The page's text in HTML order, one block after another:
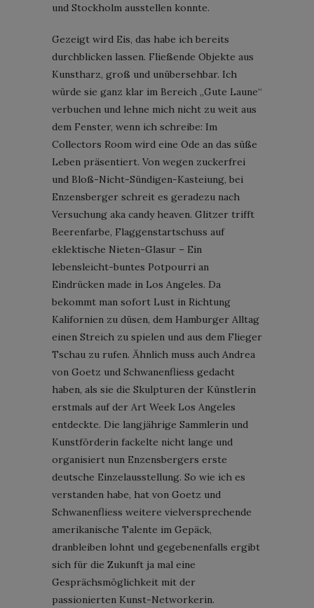
und Stockholm ausstellen konnte.
Gezeigt wird Eis, das habe ich bereits
durchblicken lassen. Fließende Objekte aus
Kunstharz, groß und unübersehbar. Ich
würde sie ganz klar im Bereich „Gute Laune“
verbuchen und lehne mich nicht zu weit aus
dem Fenster, wenn ich schreibe: Im
Collectors Room wird eine Ode an das süße
Leben präsentiert. Von wegen zuckerfrei
und Bloß-Nicht-Sündigen-Kasteiung, bei
Enzensberger schreit es geradezu nach
Versuchung aka candy heaven. Glitzer trifft
Beerenfarbe, Flaggenstartschuss auf
eklektische Nieten-Glasur – Ein
lebensleicht-buntes Potpourri an
Eindrücken made in Los Angeles. Da
bekommt man sofort Lust in Richtung
Kalifornien zu düsen, dem Hamburger Alltag
einen Streich zu spielen und aus dem Flieger
Tschau zu rufen. Ähnlich muss auch Andrea
von Goetz und Schwanenfliess gedacht
haben, als sie die Skulpturen der Künstlerin
erstmals auf der Art Week Los Angeles
entdeckte. Die langjährige Sammlerin und
Kunstförderin fackelte nicht lange und
organisiert nun Enzensbergers erste
deutsche Einzelausstellung. So wie ich es
verstanden habe, hat von Goetz und
Schwanenfliess weitere vielversprechende
amerikanische Talente im Gepäck,
dranbleiben lohnt und gegebenenfalls ergibt
sich für die Zukunft ja mal eine
Gesprächsmöglichkeit mit der
passionierten Kunst-Networkerin.